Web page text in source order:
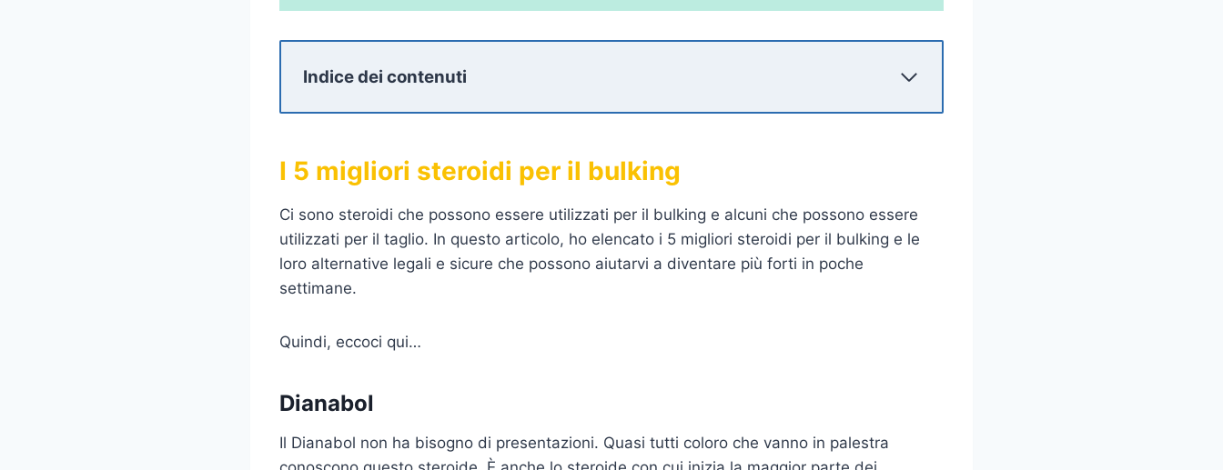
Indice dei contenuti
I 5 migliori steroidi per il bulking
Ci sono steroidi che possono essere utilizzati per il bulking e alcuni che possono essere
utilizzati per il taglio. In questo articolo, ho elencato i 5 migliori steroidi per il bulking e le
loro alternative legali e sicure che possono aiutarvi a diventare più forti in poche
settimane.
Quindi, eccoci qui…
Dianabol
Il Dianabol non ha bisogno di presentazioni. Quasi tutti coloro che vanno in palestra